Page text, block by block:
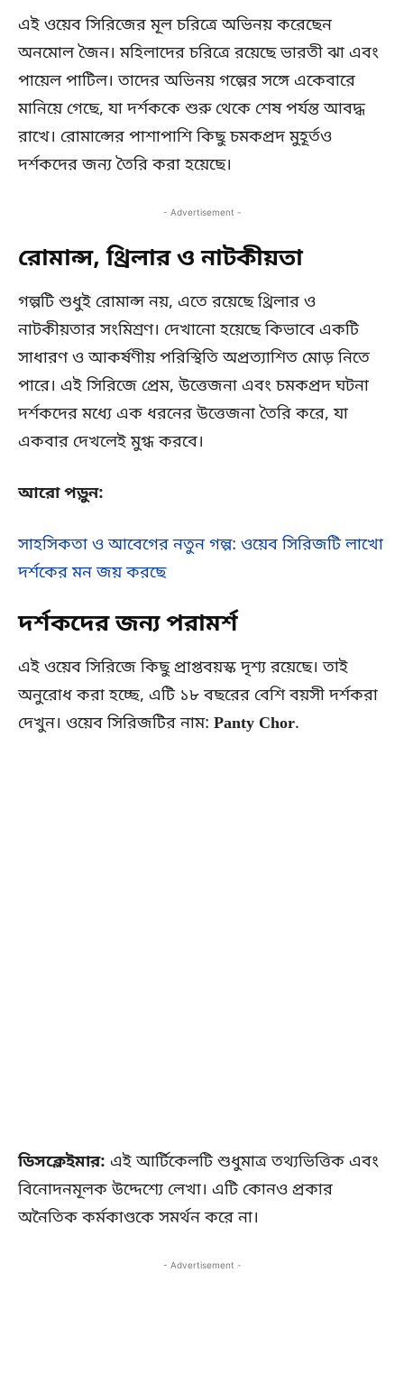
এই ওয়েব সিরিজের মূল চরিত্রে অভিনয় করেছেন
অনমোল জৈন। মহিলাদের চরিত্রে রয়েছে ভারতী ঝা এবং
পায়েল পাটিল। তাদের অভিনয় গল্পের সঙ্গে একেবারে
মানিয়ে গেছে, যা দর্শককে শুরু থেকে শেষ পর্যন্ত আবদ্ধ
রাখে। রোমান্সের পাশাপাশি কিছু চমকপ্রদ মুহূর্তও
দর্শকদের জন্য তৈরি করা হয়েছে।
- Advertisement -
রোমান্স, থ্রিলার ও নাটকীয়তা
গল্পটি শুধুই রোমান্স নয়, এতে রয়েছে থ্রিলার ও
নাটকীয়তার সংমিশ্রণ। দেখানো হয়েছে কিভাবে একটি
সাধারণ ও আকর্ষণীয় পরিস্থিতি অপ্রত্যাশিত মোড় নিতে
পারে। এই সিরিজে প্রেম, উত্তেজনা এবং চমকপ্রদ ঘটনা
দর্শকদের মধ্যে এক ধরনের উত্তেজনা তৈরি করে, যা
একবার দেখলেই মুগ্ধ করবে।
আরো পড়ুন:
সাহসিকতা ও আবেগের নতুন গল্প: ওয়েব সিরিজটি লাখো
দর্শকের মন জয় করছে
দর্শকদের জন্য পরামর্শ
এই ওয়েব সিরিজে কিছু প্রাপ্তবয়স্ক দৃশ্য রয়েছে। তাই
অনুরোধ করা হচ্ছে, এটি ১৮ বছরের বেশি বয়সী দর্শকরা
দেখুন। ওয়েব সিরিজটির নাম: Panty Chor.
ডিসক্লেইমার: এই আর্টিকেলটি শুধুমাত্র তথ্যভিত্তিক এবং
বিনোদনমূলক উদ্দেশ্যে লেখা। এটি কোনও প্রকার
অনৈতিক কর্মকাণ্ডকে সমর্থন করে না।
- Advertisement -